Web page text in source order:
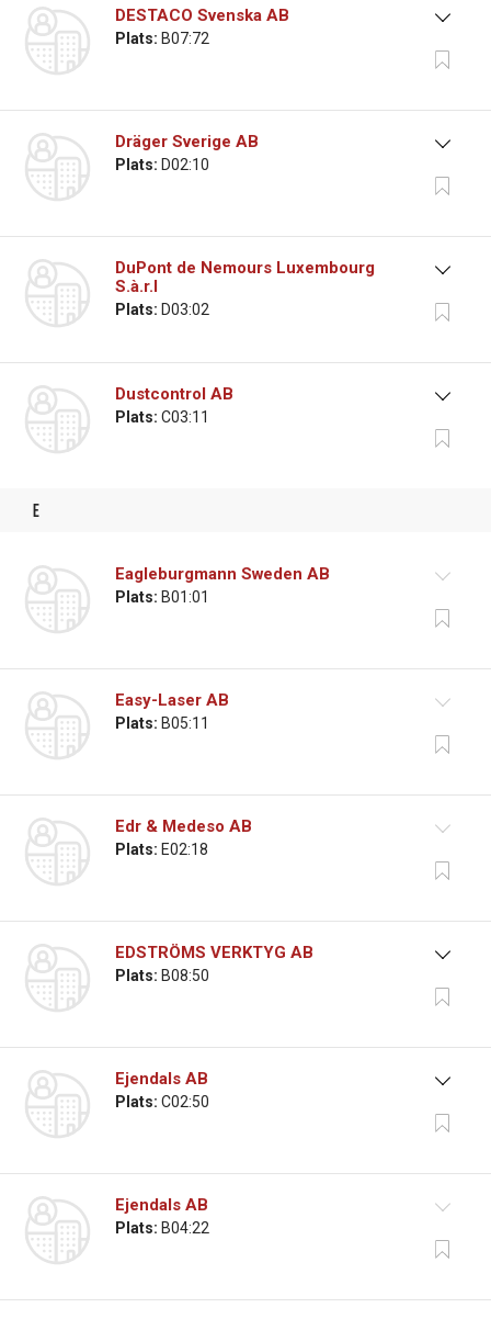
DESTACO Svenska AB
Plats: B07:72
Dräger Sverige AB
Plats: D02:10
DuPont de Nemours Luxembourg
S.à.r.l
Plats: D03:02
Dustcontrol AB
Plats: C03:11
e
Eagleburgmann Sweden AB
Plats: B01:01
Easy-Laser AB
Plats: B05:11
Edr & Medeso AB
Plats: E02:18
EDSTRÖMS VERKTYG AB
Plats: B08:50
Ejendals AB
Plats: C02:50
Ejendals AB
Plats: B04:22